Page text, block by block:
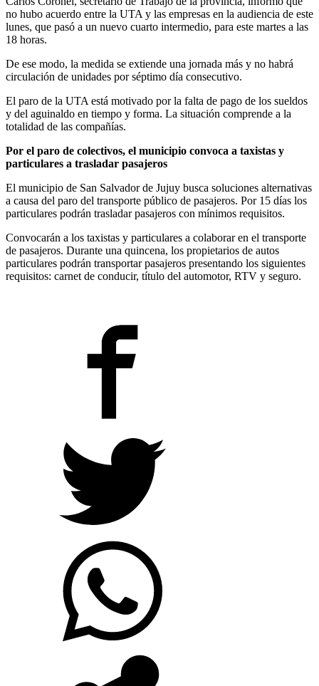
no hubo acuerdo entre la UTA y las empresas en la audiencia de este
lunes, que pasó a un nuevo cuarto intermedio, para este martes a las
18 horas.
De ese modo, la medida se extiende una jornada más y no habrá
circulación de unidades por séptimo día consecutivo.
El paro de la UTA está motivado por la falta de pago de los sueldos
y del aguinaldo en tiempo y forma. La situación comprende a la
totalidad de las compañías.
Por el paro de colectivos, el municipio convoca a taxistas y
particulares a trasladar pasajeros
El municipio de San Salvador de Jujuy busca soluciones alternativas
a causa del paro del transporte público de pasajeros. Por 15 días los
particulares podrán trasladar pasajeros con mínimos requisitos.
Convocarán a los taxistas y particulares a colaborar en el transporte
de pasajeros. Durante una quincena, los propietarios de autos
particulares podrán transportar pasajeros presentando los siguientes
requisitos: carnet de conducir, título del automotor, RTV y seguro.